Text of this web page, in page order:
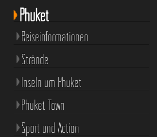
Phuket
Reiseinformationen
Strände
Inseln um Phuket
Phuket Town
Sport und Action